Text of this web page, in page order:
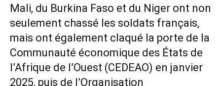
Mali, du Burkina Faso et du Niger ont non
seulement chassé les soldats français,
mais ont également claqué la porte de la
Communauté économique des États de
l’Afrique de l’Ouest (CEDEAO) en janvier
2025, puis de l’Organisation